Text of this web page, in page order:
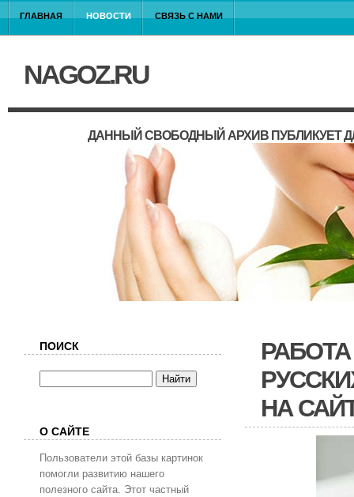
ГЛАВНАЯ НОВОСТИ СВЯЗЬ С НАМИ
NAGOZ.RU
ДАННЫЙ СВОБОДНЫЙ АРХИВ ПУБЛИКУЕТ
НА
ПОИСК
О САЙТЕ
Пользователи этой базы картинок
помогли развитию нашего
полезного сайта. Этот частный